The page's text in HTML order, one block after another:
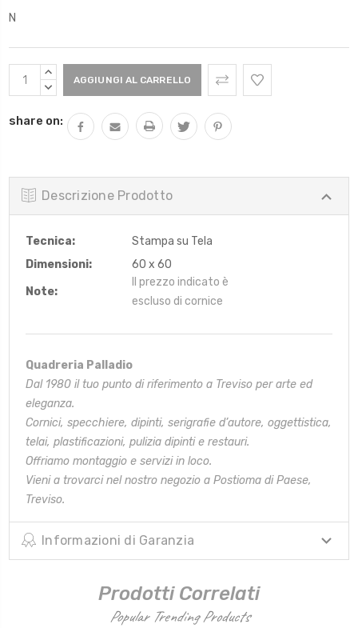
N
Scorta
Attuale:
AUMENTARE
QUANTITÀ:
DIMINUIRE
share on:
Descrizione Prodotto
Tecnica:
Stampa su Tela
Dimensioni:
60 x 60
Note:
Il prezzo indicato è
escluso di cornice
Quadreria Palladio
Dal 1980 il tuo punto di riferimento a Treviso per arte ed
eleganza.
Cornici, specchiere, dipinti, serigrafie d’autore, oggettistica,
telai, plastificazioni, pulizia dipinti e restauri.
Offriamo montaggio e servizi in loco.
Vieni a trovarci nel nostro negozio a Postioma di Paese,
Treviso.
Informazioni di Garanzia
Prodotti Correlati
Popular Trending Products